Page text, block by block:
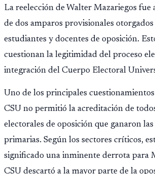
La reelección de Walter Mazariegos fue
de dos amparos provisionales
estudiantes y docentes de oposición.
cuestionan la legitimidad del proceso
integración del Cuerpo Electoral
Uno de los principales
CSU no permitió la acreditación de
electorales de oposición que ganaron las
primarias. Según los sectores críticos,
significado una inminente derrota para
CSU descartó a la mayor parte de la